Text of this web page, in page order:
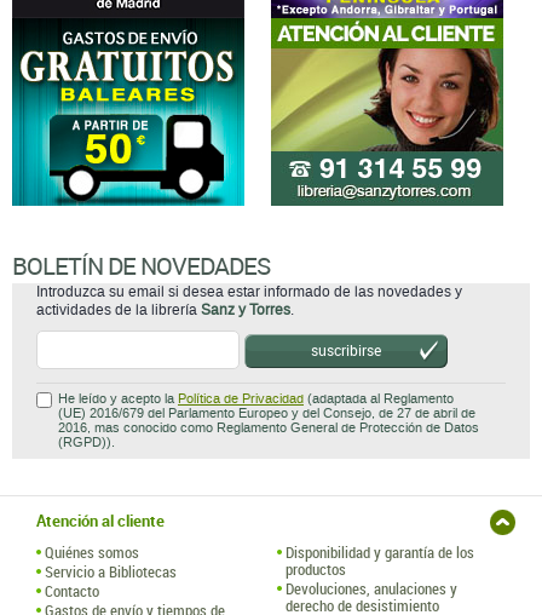
BOLETÍN DE NOVEDADES
Introduzca su email si desea estar informado de las novedades y
actividades de la librería Sanz y Torres
suscribirse
He leído y acepto la Política de Privacidad (adaptada al Reglamento
(UE) 2016/679 del Parlamento Europeo y del Consejo, de 27 de abril de
2016, mas conocido como Reglamento General de Protección de Datos
(RGPD)).
Atención al cliente
Quiénes somos
Servicio a Bibliotecas
Contacto
Gastos de envío y tiempos de
Disponibilidad y garantía de los
productos
Devoluciones, anulaciones y
derecho de desistimiento